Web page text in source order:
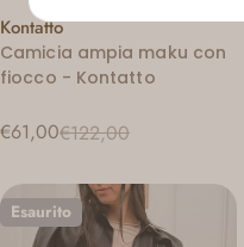
Venditore:
Kontatto
Camicia ampia maku con
fiocco - Kontatto
Prezzo
vendita
€61,00
Prezzo €122,00
Esaurito